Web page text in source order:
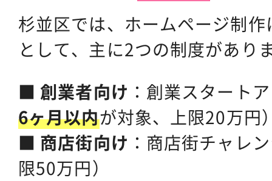
杉並区では、ホームページ制
として、主に2つの制度があり
■ 創業者向け ：創業スタート
6ヶ月以内が対象、上限20万円
■ 商店街向け ：商店街チャレ
限50万円）